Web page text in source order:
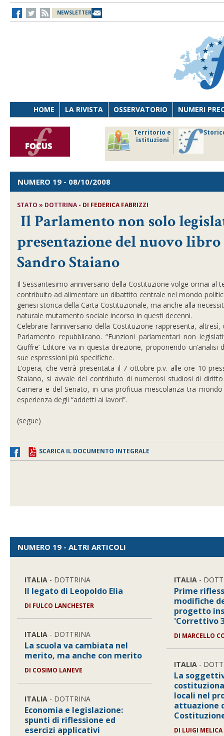
NEWSLETTER
HOME LA RIVISTA OSSERVATORIO NUMERI
Territorio e
istituzioni
NUMERO 19 - 08/10/2008
STATO » DOTTRINA - DI FEDERICA FABRIZZI
Il Parlamento non solo
presentazione del nuovo
Sandro Staiano
Il Sessantesimo anniversario della Costituzione volge ormai
contribuito ad alimentare un dibattito centrale nel mondo
genesi storica della Carta Costituzionale, ma anche alla
naturale mutamento sociale incorso in questi decenni.
Celebrare l’anniversario della Costituzione rappresenta,
Parlamento repubblicano. “Funzioni parlamentari non
Giuffre’ Editore va in questa direzione, proponendo
sue espressioni più specifiche.
L’opera, che verrà presentata il 7 ottobre p.v. alle ore 10
Staiano, si avvale del contributo di numerosi studiosi di
Camera e del Senato, in una proficua mescolanza tra
esperienza degli “addetti ai lavori”.
(segue)
SCARICA IL DOCUMENTO INTEGRALE
NUMERO 19 - ALTRI ARTICOLI
ITALIA - DOTTRINA
Il legato di Leopoldo Elia
DI FULCO LANCHESTER
ITALIA - DOTTRINA
La scuola va cambiata nel
merito, ma anche con merito
DI COSIMO LANEVE
ITALIA - DOTTRINA
Economia e legislazione:
spunti di riflessione ed
esercizi applicativi
ITALIA -
Prime
modifiche
progetto
'Correttivo
DI MARCELLO
ITALIA -
La
locali nel
attuazione
DI LUIGI MELICA